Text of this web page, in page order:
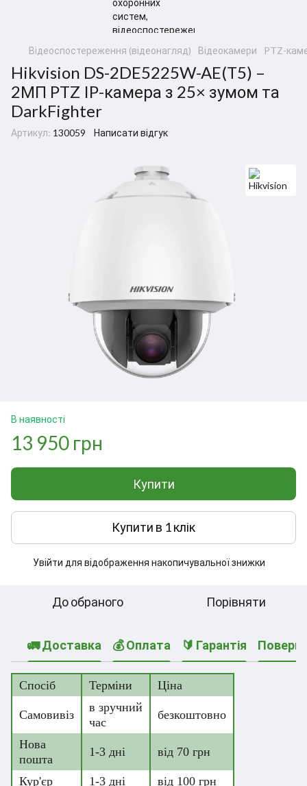
Відеоспостереження (відеонагляд) Відеокамери PTZ-
Hikvision DS-2DE5225W-AE(T5) –
2МП PTZ IP-камера з 25× зумом та
DarkFighter
Артикул: 130059 Написати відгук
В наявності
13 950 грн
Купити
Купити в 1 клік
Увійти для відображення накопичувальної знижки
До обраного Порівняти
🚛 Доставка 💰 Оплата 🔰 Гарантія
Спосіб Терміни Ціна
Самовивіз
в зручний
час
безкоштовно
Нова
пошта
1-3 дні від 70 грн
Кур'єр 1-3 дні
від 100 грн